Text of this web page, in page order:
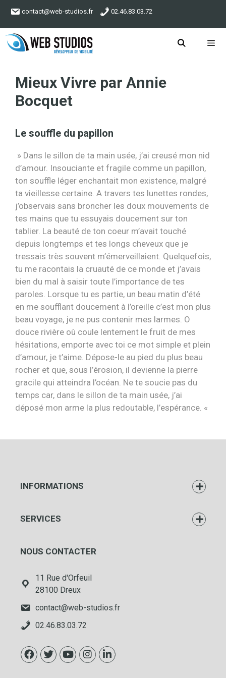
contenu
contact@web-studios.fr 02.46.83.03.72
Mieux Vivre par Annie
Bocquet
Le souffle du papillon
» Dans le sillon de ta main usée, j’ai creusé mon nid
d’amour. Insouciante et fragile comme un papillon,
ton souffle léger enchantait mon existence, malgré
ta vieillesse certaine. A travers tes lunettes rondes,
j’observais sans broncher les doux mouvements de
tes mains que tu essuyais doucement sur ton
tablier. La beauté de ton coeur m’avait touché
depuis longtemps et tes longs cheveux que je
tressais très souvent m’émerveillaient. Quelquefois,
tu me racontais la cruauté de ce monde et j’avais
bien du mal à saisir toute l’importance de tes
paroles. Lorsque tu es partie, un beau matin d’été
en me soufflant doucement à l’oreille c’est mon plus
beau voyage, je ne pus contenir mes larmes. O
douce rivière où coule lentement le fruit de mes
hésitations, emporte avec toi ce mot simple et plein
d’amour, je t’aime. Dépose-le au pied du plus beau
rocher et que, sous l’érosion, il devienne la pierre
gracile qui atteindra l’océan. Ne te soucie pas du
temps car, dans le sillon de ta main usée, j’ai
déposé mon arme la plus redoutable, l’espérance. «
INFORMATIONS
SERVICES
NOUS CONTACTER
11 Rue d'Orfeuil
28100 Dreux
contact@web-studios.fr
02.46.83.03.72